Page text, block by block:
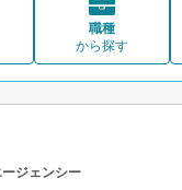
職種
から探す
ジェンシー